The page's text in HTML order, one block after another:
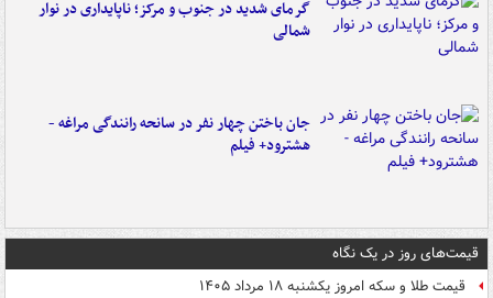
گرمای شدید در جنوب و مرکز؛ ناپایداری در نوار
شمالی
جان باختن چهار نفر در سانحه رانندگی مراغه -
هشترود+ فیلم
قیمت‌های روز در یک نگاه
قیمت طلا و سکه امروز یکشنبه ۱۸ مرداد ۱۴۰۵